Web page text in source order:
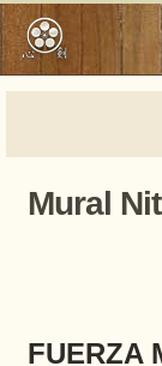
Mural
FUERZA